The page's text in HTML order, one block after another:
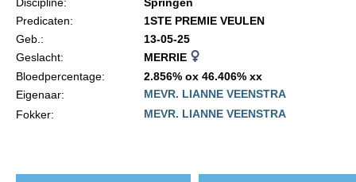
Statuten en reglementen
Algemeen
Paardenpaspoort aanvragen
Predicaten:
1STE PREMIE VEULEN
Geb.:
13-05-25
Geslacht:
MERRIE
Bloedpercentage:
2.856% ox 46.406% xx
Eigenaar:
MEVR. LIANNE VEENSTRA
Fokker:
MEVR. LIANNE VEENSTRA